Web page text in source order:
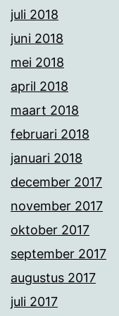
juli 2018
juni 2018
mei 2018
april 2018
maart 2018
februari 2018
januari 2018
december 2017
november 2017
oktober 2017
september 2017
augustus 2017
juli 2017